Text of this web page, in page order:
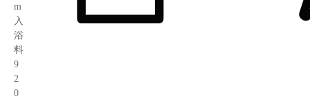
m
入
浴
料
9
2
0